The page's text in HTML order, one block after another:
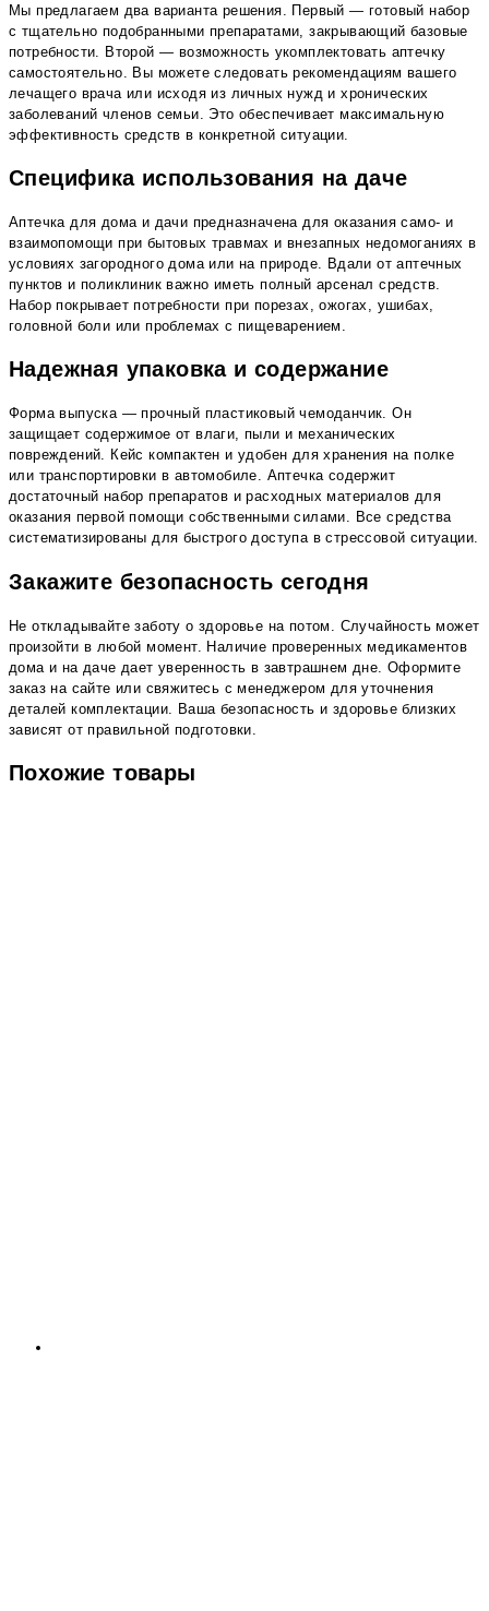
Мы предлагаем два варианта решения. Первый — готовый набор
с тщательно подобранными препаратами, закрывающий базовые
потребности. Второй — возможность укомплектовать аптечку
самостоятельно. Вы можете следовать рекомендациям вашего
лечащего врача или исходя из личных нужд и хронических
заболеваний членов семьи. Это обеспечивает максимальную
эффективность средств в конкретной ситуации.
Специфика использования на даче
Аптечка для дома и дачи предназначена для оказания само- и
взаимопомощи при бытовых травмах и внезапных недомоганиях в
условиях загородного дома или на природе. Вдали от аптечных
пунктов и поликлиник важно иметь полный арсенал средств.
Набор покрывает потребности при порезах, ожогах, ушибах,
головной боли или проблемах с пищеварением.
Надежная упаковка и содержание
Форма выпуска — прочный пластиковый чемоданчик. Он
защищает содержимое от влаги, пыли и механических
повреждений. Кейс компактен и удобен для хранения на полке
или транспортировки в автомобиле. Аптечка содержит
достаточный набор препаратов и расходных материалов для
оказания первой помощи собственными силами. Все средства
систематизированы для быстрого доступа в стрессовой ситуации.
Закажите безопасность сегодня
Не откладывайте заботу о здоровье на потом. Случайность может
произойти в любой момент. Наличие проверенных медикаментов
дома и на даче дает уверенность в завтрашнем дне. Оформите
заказ на сайте или свяжитесь с менеджером для уточнения
деталей комплектации. Ваша безопасность и здоровье близких
зависят от правильной подготовки.
Похожие товары